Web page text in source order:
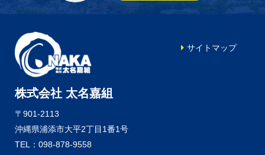
株式会社 太名嘉組
〒901-2113
沖縄県浦添市大平2丁目1番1号
TEL：098-878-9558
サイトマップ